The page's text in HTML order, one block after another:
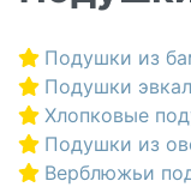
Подушки из
Подушки
Хлопковые
Подушки из
Верблюжьи